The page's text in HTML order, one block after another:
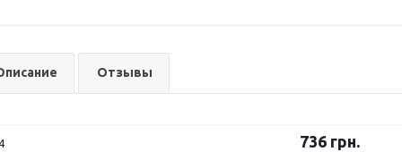
Отзывы
736 грн.